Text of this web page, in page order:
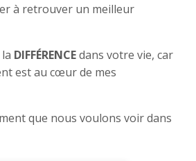
à retrouver un meilleur
DIFFÉRENCEdans votre vie, car
est au cœur de mes
que nous voulons voir dans